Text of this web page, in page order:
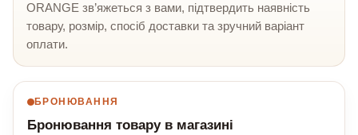
ORANGE зв’яжеться з вами, підтвердить наявність
товару, розмір, спосіб доставки та зручний варіант
оплати.
БРОНЮВАННЯ
Бронювання товару в магазині